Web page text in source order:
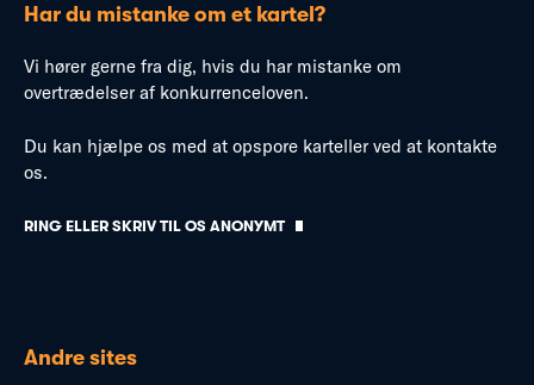
Har du mistanke om et kartel?
Vi hører gerne fra dig, hvis du har mistanke om
overtrædelser af konkurrenceloven.
Du kan hjælpe os med at opspore karteller ved at kontakte
os.
RING ELLER SKRIV TIL OS ANONYMT
Andre sites